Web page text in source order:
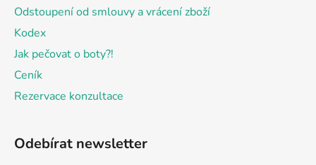
Odstoupení od smlouvy a vrácení zboží
Kodex
Jak pečovat o boty?!
Ceník
Rezervace konzultace
Odebírat newsletter